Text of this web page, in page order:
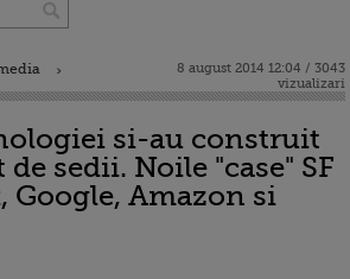
8 august 2014 12:04 / 3043
vizualizari
si-au construit
de sedii. Noile "case" SF
Google, Amazon si